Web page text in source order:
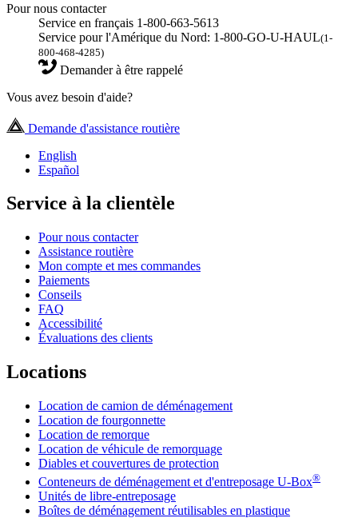
Pour nous contacter
Service en français 1-800-663-5613
Service pour l'Amérique du Nord: 1-800-GO-U-HAUL(1-
800-468-4285)
Demander à être rappelé
Vous avez besoin d'aide?
Demande d'assistance routière
English
Español
Service à la clientèle
Pour nous contacter
Assistance routière
Mon compte et mes commandes
Paiements
Conseils
FAQ
Accessibilité
Évaluations des clients
Locations
Location de camion de déménagement
Location de fourgonnette
Location de remorque
Location de véhicule de remorquage
Diables et couvertures de protection
Conteneurs de déménagement et d'entreposage U-Box®
Unités de libre-entreposage
Boîtes de déménagement réutilisables en plastique